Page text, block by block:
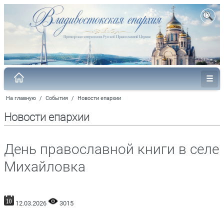
На главную / События / Новости епархии
Новости епархии
День православной книги в селе
Михайловка
12.03.2026 3015